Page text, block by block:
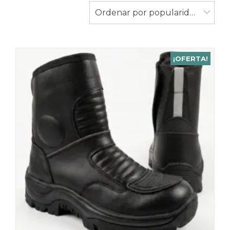
Ordenar por popularidad
¡OFERTA!